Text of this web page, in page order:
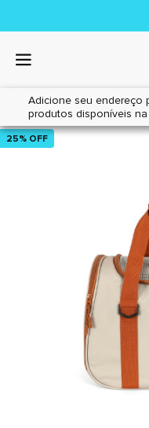
Adicione seu endereço
produtos disponíveis
Home|Cães|Acessórios
25% OFF